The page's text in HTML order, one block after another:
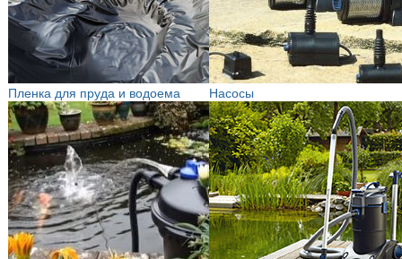
Пленка для пруда и водоема Насосы